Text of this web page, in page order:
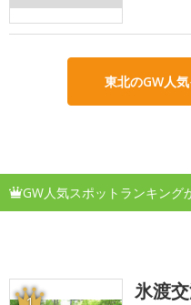
東北のGW人
GW人気スポットランキング
氷渡